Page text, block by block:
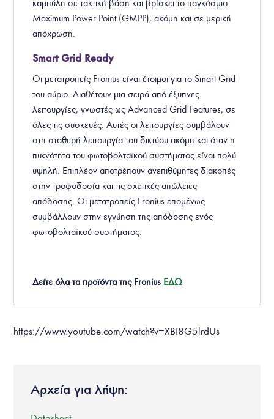
καμπύλη σε τακτική βάση και βρίσκει το παγκόσμιο
Maximum Power Point (GMPP), ακόμη και σε μερική
απόχρωση.
Smart Grid Ready
Οι μετατροπείς Fronius είναι έτοιμοι για το Smart Grid
του αύριο. Διαθέτουν μια σειρά από έξυπνες
λειτουργίες, γνωστές ως Advanced Grid Features, σε
όλες τις συσκευές. Αυτές οι λειτουργίες συμβάλουν
στη σταθερή λειτουργία του δικτύου ακόμη και όταν η
πυκνότητα του φωτοβολταϊκού συστήματος είναι πολύ
υψηλή. Επιπλέον αποτρέπουν ανεπιθύμητες διακοπές
στην τροφοδοσία και τις σχετικές απώλειες
απόδοσης. Οι μετατροπείς Fronius επομένως
συμβάλλουν στην εγγύηση της απόδοσης ενός
φωτοβολταϊκού συστήματος.
Δείτε όλα τα προϊόντα της Fronius ΕΔΩ
https://www.youtube.com/watch?v=XBI8G5lrdUs
Αρχεία για λήψη: